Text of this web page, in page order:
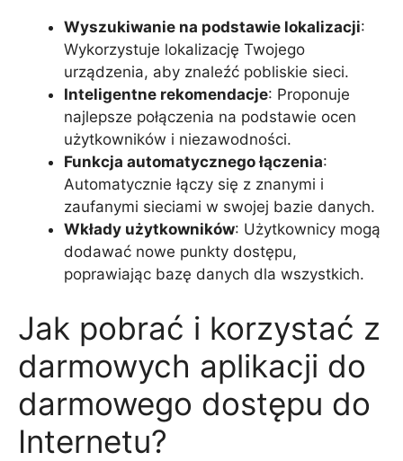
Wyszukiwanie na podstawie lokalizacji:
Wykorzystuje lokalizację Twojego
urządzenia, aby znaleźć pobliskie sieci.
Inteligentne rekomendacje: Proponuje
najlepsze połączenia na podstawie ocen
użytkowników i niezawodności.
Funkcja automatycznego łączenia:
Automatycznie łączy się z znanymi i
zaufanymi sieciami w swojej bazie danych.
Wkłady użytkowników: Użytkownicy mogą
dodawać nowe punkty dostępu,
poprawiając bazę danych dla wszystkich.
Jak pobrać i korzystać z
darmowych aplikacji do
darmowego dostępu do
Internetu?